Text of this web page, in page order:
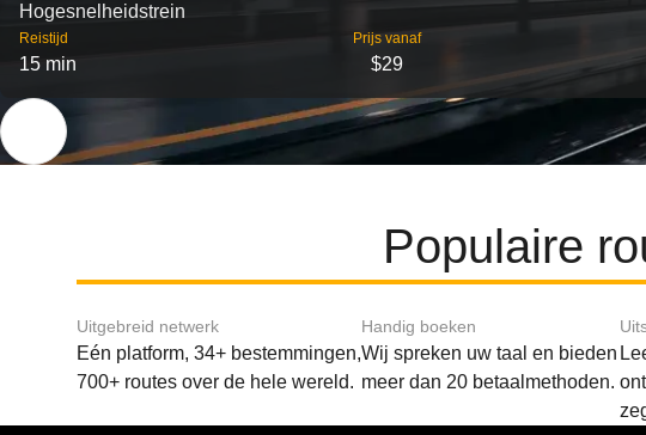
Hogesnelheidstrein
Reistijd
15 min
Prijs vanaf
$29
Populaire
Uitgebreid netwerk
Eén platform, 34+ bestemmingen,
700+ routes over de hele wereld.
Handig boeken
Wij spreken uw taal en bieden
meer dan 20 betaalmethoden.